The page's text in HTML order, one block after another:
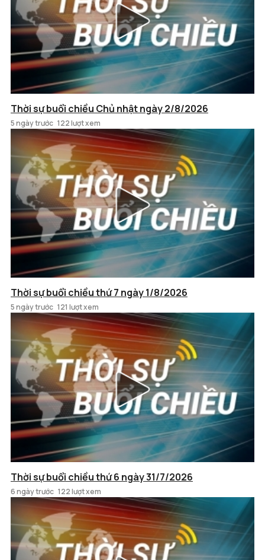
Thời sự buổi chiều Chủ nhật ngày 2/8/2026
5 ngày trước 122 lượt xem
Thời sự buổi chiều thứ 7 ngày 1/8/2026
5 ngày trước 121 lượt xem
Thời sự buổi chiều thứ 6 ngày 31/7/2026
6 ngày trước 122 lượt xem